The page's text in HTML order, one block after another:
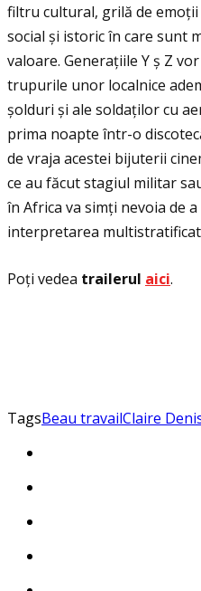
filtru cultural, grilă de
social și istoric în care sunt
valoare. Generațiile Y ș Z
trupurile unor localnice
șolduri și ale soldaților cu
prima noapte într-o
de vraja acestei bijuterii
ce au făcut stagiul militar
în Africa va simți nevoia de
interpretarea
Poţi vedea trailerul aici.
TagsBeau travailClaire